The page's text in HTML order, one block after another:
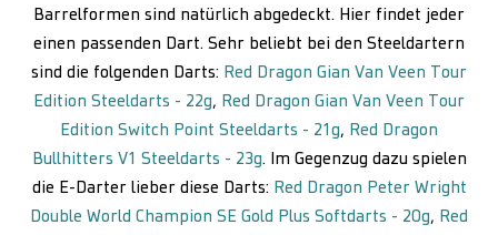
Barrelformen sind natürlich abgedeckt. Hier findet jeder
einen passenden Dart. Sehr beliebt bei den Steeldartern
sind die folgenden Darts: Red Dragon Gian Van Veen Tour
Edition Steeldarts - 22g, Red Dragon Gian Van Veen Tour
Edition Switch Point Steeldarts - 21g, Red Dragon
Bullhitters V1 Steeldarts - 23g. Im Gegenzug dazu spielen
die E-Darter lieber diese Darts: Red Dragon Peter Wright
Double World Champion SE Gold Plus Softdarts - 20g, Red